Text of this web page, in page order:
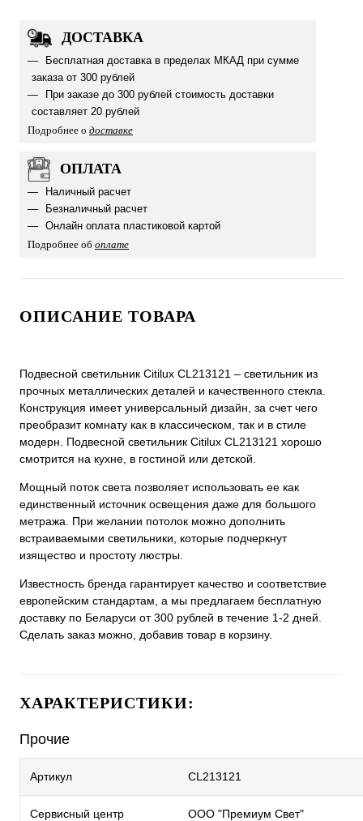
ДОСТАВКА
Бесплатная доставка в пределах МКАД при сумме
заказа от 300 рублей
При заказе до 300 рублей стоимость доставки
составляет 20 рублей
Подробнее о доставке
ОПЛАТА
Наличный расчет
Безналичный расчет
Онлайн оплата пластиковой картой
Подробнее об оплате
ОПИСАНИЕ ТОВАРА
Подвесной светильник Citilux CL213121 – светильник из
прочных металлических деталей и качественного стекла.
Конструкция имеет универсальный дизайн, за счет чего
преобразит комнату как в классическом, так и в стиле
модерн. Подвесной светильник Citilux CL213121 хорошо
смотрится на кухне, в гостиной или детской.
Мощный поток света позволяет использовать ее как
единственный источник освещения даже для большого
метража. При желании потолок можно дополнить
встраиваемыми светильники, которые подчеркнут
изящество и простоту люстры.
Известность бренда гарантирует качество и соответствие
европейским стандартам, а мы предлагаем бесплатную
доставку по Беларуси от 300 рублей в течение 1-2 дней.
Сделать заказ можно, добавив товар в корзину.
ХАРАКТЕРИСТИКИ:
Прочие
Артикул CL213121
Сервисный центр ООО "Премиум Свет"